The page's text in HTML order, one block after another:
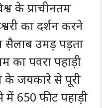
के प्राचीनतम
का दर्शन करने
सैलाब उमड़ पड़ता
का पवरा पहाड़ी
के जयकारे से पूरी
650 फीट पहाड़ी